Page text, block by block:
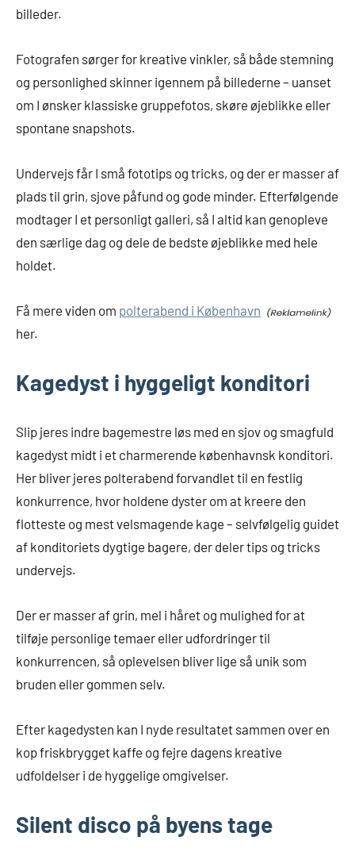
billeder.
Fotografen sørger for kreative vinkler, så både stemning
og personlighed skinner igennem på billederne – uanset
om I ønsker klassiske gruppefotos, skøre øjeblikke eller
spontane snapshots.
Undervejs får I små fototips og tricks, og der er masser af
plads til grin, sjove påfund og gode minder. Efterfølgende
modtager I et personligt galleri, så I altid kan genopleve
den særlige dag og dele de bedste øjeblikke med hele
holdet.
Få mere viden om polterabend i København
her.
Kagedyst i hyggeligt konditori
Slip jeres indre bagemestre løs med en sjov og smagfuld
kagedyst midt i et charmerende københavnsk konditori.
Her bliver jeres polterabend forvandlet til en festlig
konkurrence, hvor holdene dyster om at kreere den
flotteste og mest velsmagende kage – selvfølgelig guidet
af konditoriets dygtige bagere, der deler tips og tricks
undervejs.
Der er masser af grin, mel i håret og mulighed for at
tilføje personlige temaer eller udfordringer til
konkurrencen, så oplevelsen bliver lige så unik som
bruden eller gommen selv.
Efter kagedysten kan I nyde resultatet sammen over en
kop friskbrygget kaffe og fejre dagens kreative
udfoldelser i de hyggelige omgivelser.
Silent disco på byens tage